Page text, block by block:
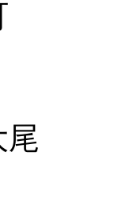
尾